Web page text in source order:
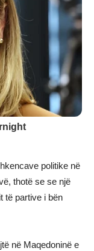
politike në
thotë se se një
të partive i bën
në Maqedoninë e